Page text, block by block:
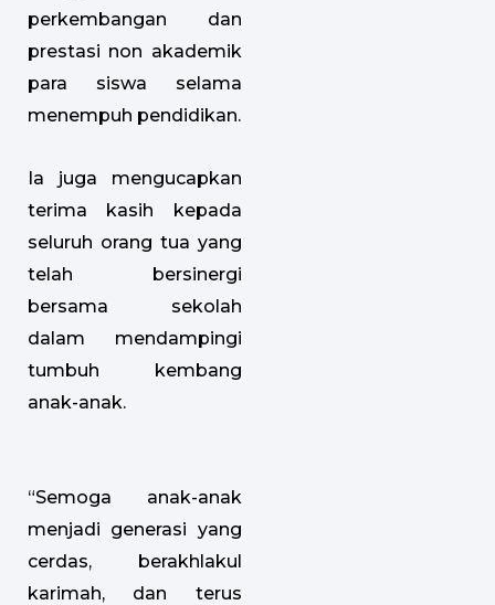
perkembangan dan
prestasi non akademik
para siswa selama
menempuh pendidikan.
Ia juga mengucapkan
terima kasih kepada
seluruh orang tua yang
telah bersinergi
bersama sekolah
dalam mendampingi
tumbuh kembang
anak-anak.
“Semoga anak-anak
menjadi generasi yang
cerdas, berakhlakul
karimah, dan terus